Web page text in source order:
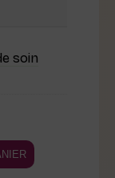
soin